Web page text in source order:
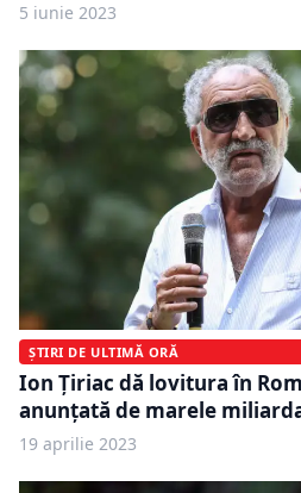
5 iunie 2023
ȘTIRI DE ULTIMĂ ORĂ
Ion Țiriac dă lovitura în
anunțată de marele
19 aprilie 2023